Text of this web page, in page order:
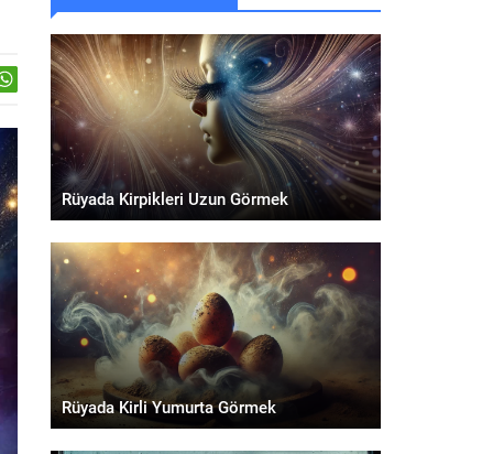
Rüyada Kirpikleri Uzun Görmek
Rüyada Kirli Yumurta Görmek